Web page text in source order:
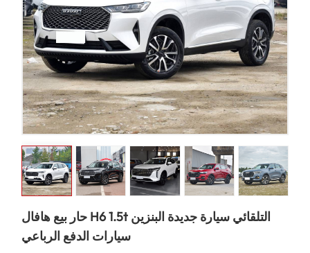
حار بيع هافال H6 1.5t التلقائي سيارة جديدة البنزين
سيارات الدفع الرباعي